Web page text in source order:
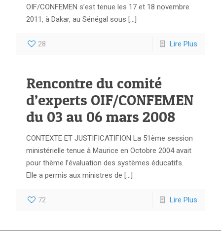
OIF/CONFEMEN s’est tenue les 17 et 18 novembre
2011, à Dakar, au Sénégal sous […]
28 Lire Plus
Rencontre du comité
d’experts OIF/CONFEMEN
du 03 au 06 mars 2008
CONTEXTE ET JUSTIFICATIFION La 51ème session
ministérielle tenue à Maurice en Octobre 2004 avait
pour thème l’évaluation des systèmes éducatifs.
Elle a permis aux ministres de […]
72 Lire Plus